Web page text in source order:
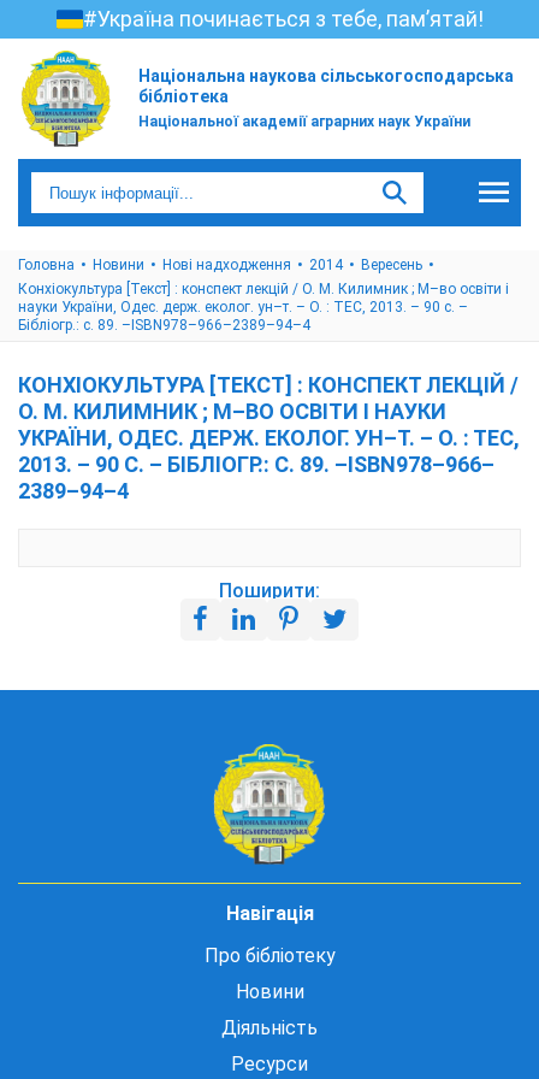
#Україна починається з тебе, пам’ятай!
Національна наукова сільськогосподарська
бібліотека
Національної академії аграрних наук України
Головна Новини Нові надходження 2014
Вересень
Конхіокультура [Текст] : конспект лекцій / О. М. Килимник ; М–во освіти і
науки України, Одес. держ. еколог. ун–т. – О. : ТЕС, 2013. – 90 с. –
Бібліогр.: с. 89. –ISBN978–966–2389–94–4
КОНХІОКУЛЬТУРА [ТЕКСТ] : КОНСПЕКТ ЛЕКЦІЙ /
О. М. КИЛИМНИК ; М–ВО ОСВІТИ І НАУКИ
УКРАЇНИ, ОДЕС. ДЕРЖ. ЕКОЛОГ. УН–Т. – О. : ТЕС,
2013. – 90 С. – БІБЛІОГР.: С. 89. –ISBN978–966–
2389–94–4
Поширити:
Навігація
Про бібліотеку
Новини
Діяльність
Ресурси